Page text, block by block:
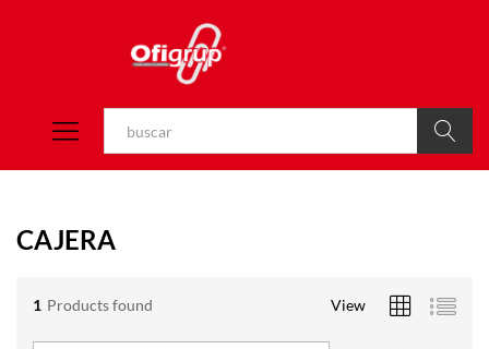
Buscar
CAJERA
1 Products found View